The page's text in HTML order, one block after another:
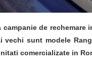
de
vechi sunt modele
comercializate in